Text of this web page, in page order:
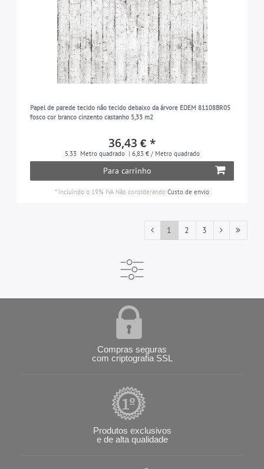
Papel de parede tecido não tecido debaixo da árvore EDEM 81108BR05
fosco cor branco cinzento castanho 5,33 m2
36,43 € *
5.33 Metro quadrado | 6,83 € / Metro quadrado
Para carrinho
* incluindo o 19% IVA Não considerando Custo de envio
1 2 3
Compras seguras
com criptografia SSL
Produtos exclusivos
e de alta qualidade